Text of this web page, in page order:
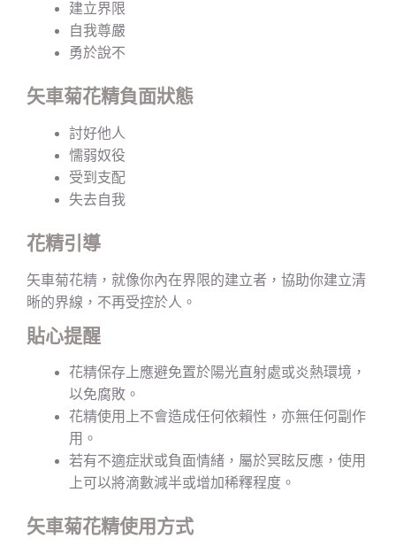
建立界限
自我尊嚴
勇於說不
矢車菊花精負面狀態
討好他人
懦弱奴役
受到支配
失去自我
花精引導
矢車菊花精，就像你內在界限的建立者，協助你建立清
晰的界線，不再受控於人。
貼心提醒
花精保存上應避免置於陽光直射處或炎熱環境，
以免腐敗。
花精使用上不會造成任何依賴性，亦無任何副作
用。
若有不適症狀或負面情緒，屬於冥眩反應，使用
上可以將滴數減半或增加稀釋程度。
矢車菊花精使用方式